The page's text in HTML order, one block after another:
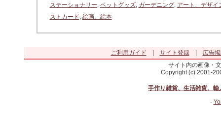
ステーショナリー, ペットグッズ, ガーデニング, アート、デザイ
ストカード, 絵画、絵本
ご利用ガイド サイト登録|
広告
サイト内の画像・
Copyright (c) 2001-
手作り雑貨、生活雑貨、
-